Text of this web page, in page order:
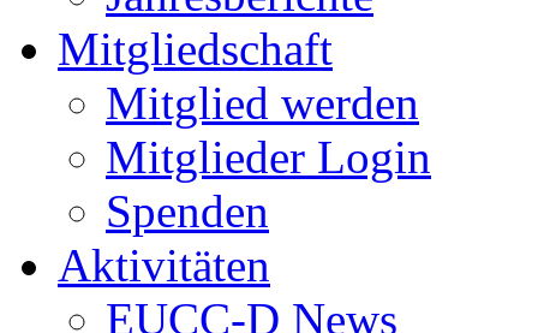
Mitgliedschaft
Mitglied werden
Mitglieder Login
Spenden
Aktivitäten
EUCC-D News